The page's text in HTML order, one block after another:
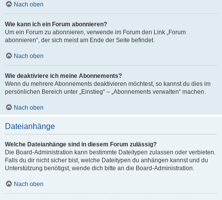
Nach oben
Wie kann ich ein Forum abonnieren?
Um ein Forum zu abonnieren, verwende im Forum den Link „Forum
abonnieren“, der sich meist am Ende der Seite befindet.
Nach oben
Wie deaktiviere ich meine Abonnements?
Wenn du mehrere Abonnements deaktivieren möchtest, so kannst du dies im
persönlichen Bereich unter „Einstieg“ – „Abonnements verwalten“ machen.
Nach oben
Dateianhänge
Welche Dateianhänge sind in diesem Forum zulässig?
Die Board-Administration kann bestimmte Dateitypen zulassen oder verbieten.
Falls du dir nicht sicher bist, welche Dateitypen du anhängen kannst und du
Unterstützung benötigst, wende dich bitte an die Board-Administration.
Nach oben